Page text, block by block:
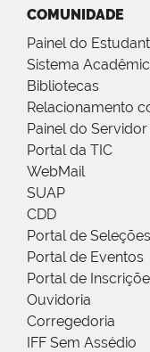
COMUNIDADE
Painel do
Sistema
Bibliotecas
Relacionamento
Painel do Servidor
Portal da TIC
WebMail
SUAP
CDD
Portal de Seleções
Portal de Eventos
Portal de
Ouvidoria
Corregedoria
IFF Sem Assédio